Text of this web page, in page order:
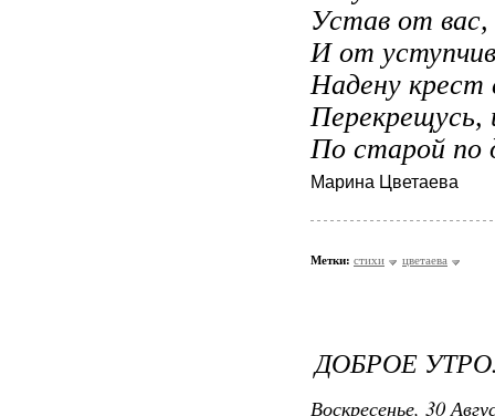
Устав от вас,
И от
Надену крест
Перекрещусь,
По старой по
Марина Цветаева
Метки: стихи цветаева
ДОБРОЕ
Воскресенье, 30